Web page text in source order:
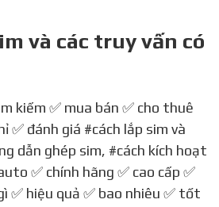
và các truy vấn có
✅ đánh giá #cách lắp sim và
dẫn ghép sim, #cách kích hoạt
✅ chính hãng ✅ cao cấp ✅
✅ hiệu quả ✅ bao nhiêu ✅ tốt